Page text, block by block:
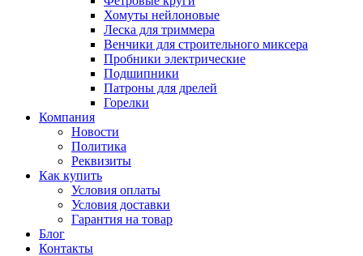
Хомуты нейлоновые
Леска для триммера
Венчики для строительного миксера
Пробники электрические
Подшипники
Патроны для дрелей
Горелки
Компания
Новости
Политика
Реквизиты
Как купить
Условия оплаты
Условия доставки
Гарантия на товар
Блог
Контакты